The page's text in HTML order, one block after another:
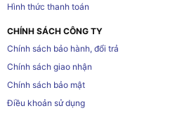
Hình thức thanh toán
CHÍNH SÁCH CÔNG TY
Chính sách bảo hành, đổi trả
Chính sách giao nhận
Chính sách bảo mật
Điều khoản sử dụng